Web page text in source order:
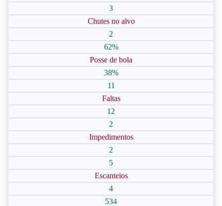
3
Chutes no alvo
2
62%
Posse de bola
38%
11
Faltas
12
2
Impedimentos
2
5
Escanteios
4
534